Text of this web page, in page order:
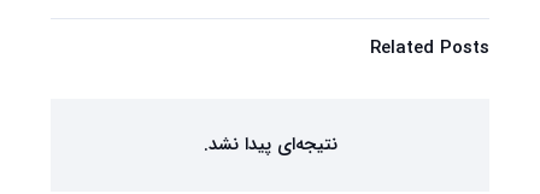
Related Posts
نتیجه‌ای پیدا نشد.